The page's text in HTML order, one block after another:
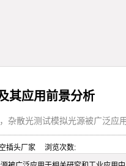
其应用前景分析
杂散光测试模拟光源被广泛应
插头厂家 浏览次数: